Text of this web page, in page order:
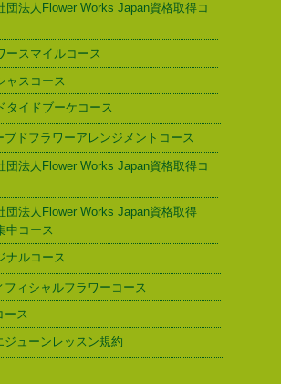
団法人Flower Works Japan資格取得コ
ースマイルコース
ャスコース
タイドブーケコース
ブドフラワーアレンジメントコース
団法人Flower Works Japan資格取得コ
団法人Flower Works Japan資格取得
中コース
ナルコース
フィシャルフラワーコース
ース
ジューンレッスン規約